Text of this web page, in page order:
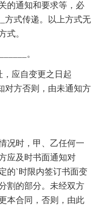
的通知和要求等，必
方式传递。以上方式无
式。
。
应自变更之日起
对方否则，由未通知方
况时，甲、乙任何一
应及时书面通知对
的`时限内签订书面变
割的部分。未经双方
本合同，否则，由此